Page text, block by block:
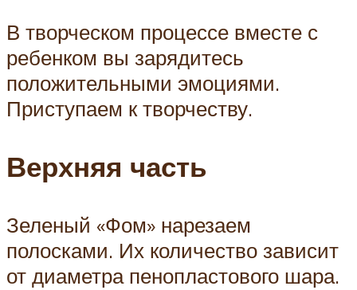
В творческом процессе вместе с
ребенком вы зарядитесь
положительными эмоциями.
Приступаем к творчеству.
Верхняя часть
Зеленый «Фом» нарезаем
полосками. Их количество зависит
от диаметра пенопластового шара.